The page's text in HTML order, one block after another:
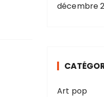
décembre
Art pop